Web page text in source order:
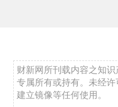
财新网所刊载内容之知
专属所有或持有。未经
建立镜像等任何使用。